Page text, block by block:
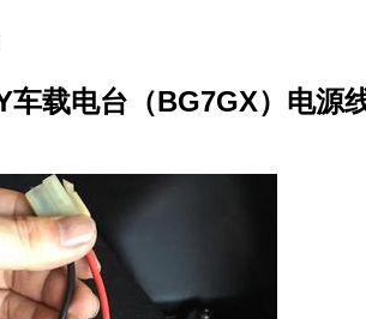
车载电台（BG7GX）电源